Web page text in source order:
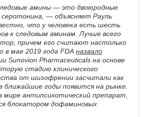
амины — это двоюродные
— объясняет Рауль
что у человека есть шесть
к следовым аминам. Лучше всего
причем его считают настолько
в мае 2019 года FDA назвало
Sunovion Pharmaceuticals на основе
стадию клинического
от шизофрении засчитали как
годы появится на рынке.
антипсихотический препарат,
блокатором дофаминовых